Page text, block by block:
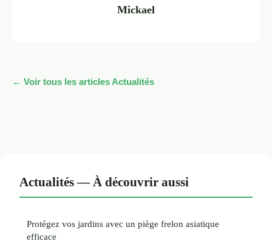
Mickael
← Voir tous les articles Actualités
Actualités — À découvrir aussi
Protégez vos jardins avec un piège frelon asiatique
efficace